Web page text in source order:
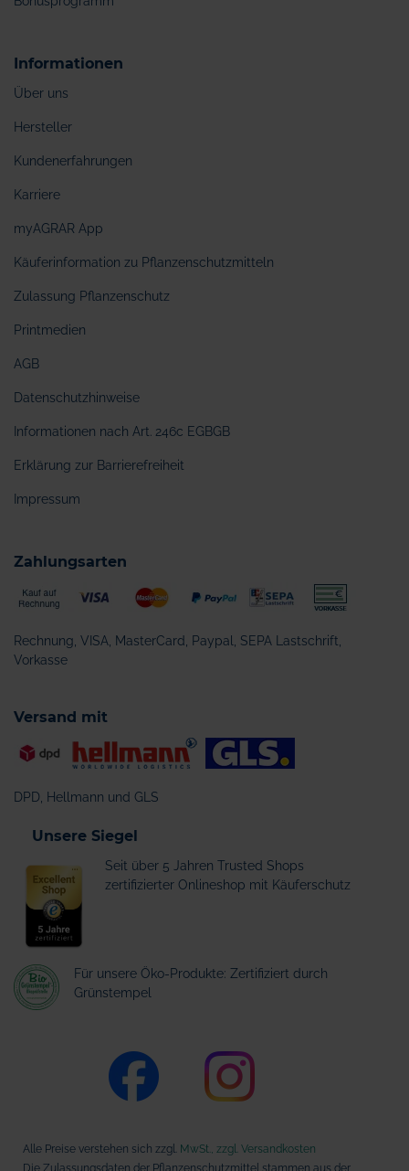
Informationen
Über uns
Hersteller
Kundenerfahrungen
Karriere
myAGRAR App
Käuferinformation zu Pflanzenschutzmitteln
Zulassung Pflanzenschutz
Printmedien
AGB
Datenschutzhinweise
Informationen nach Art. 246c EGBGB
Erklärung zur Barrierefreiheit
Impressum
Zahlungsarten
Rechnung, VISA, MasterCard, Paypal, SEPA Lastschrift,
Vorkasse
Versand mit
DPD, Hellmann und GLS
Unsere Siegel
Seit über 5 Jahren Trusted Shops
zertifizierter Onlineshop mit Käuferschutz
Für unsere Öko-Produkte: Zertifiziert durch
Grünstempel
Alle Preise verstehen sich zzgl. MwSt., zzgl. Versandkosten
Die Zulassungsdaten der Pflanzenschutzmittel stammen aus der